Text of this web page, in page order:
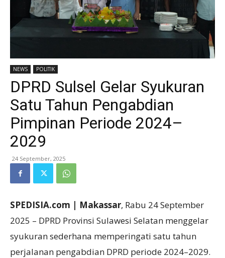
NEWS POLITIK
DPRD Sulsel Gelar Syukuran
Satu Tahun Pengabdian
Pimpinan Periode 2024–
2029
24 September, 2025
SPEDISIA.com | Makassar, Rabu 24 September
2025 – DPRD Provinsi Sulawesi Selatan menggelar
syukuran sederhana memperingati satu tahun
perjalanan pengabdian DPRD periode 2024–2029.